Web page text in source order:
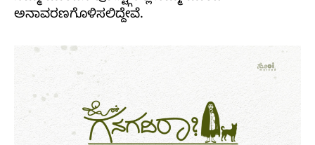
ಅನಾವರಣಗೊಳಿಸಲಿದ್ದೇವೆ.